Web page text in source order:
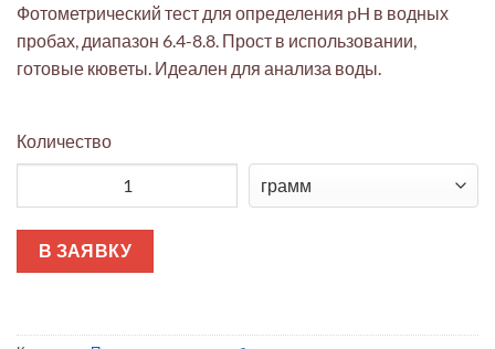
Фотометрический тест для определения pH в водных
пробах, диапазон 6.4-8.8. Прост в использовании,
готовые кюветы. Идеален для анализа воды.
Количество
В ЗАЯВКУ